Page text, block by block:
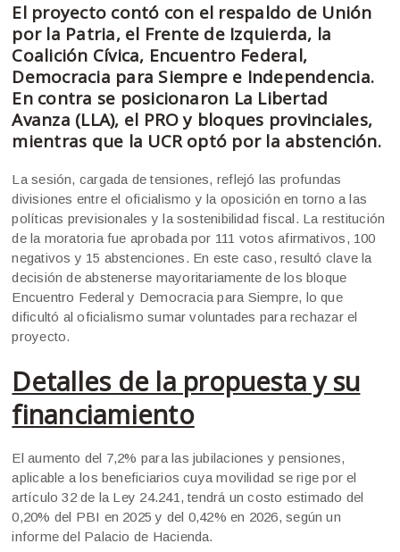
El proyecto contó con el respaldo de Unión
por la Patria, el Frente de Izquierda, la
Coalición Cívica, Encuentro Federal,
Democracia para Siempre e Independencia.
En contra se posicionaron La Libertad
Avanza (LLA), el PRO y bloques provinciales,
mientras que la UCR optó por la abstención.
La sesión, cargada de tensiones, reflejó las profundas
divisiones entre el oficialismo y la oposición en torno a las
políticas previsionales y la sostenibilidad fiscal. La restitución
de la moratoria fue aprobada por 111 votos afirmativos, 100
negativos y 15 abstenciones. En este caso, resultó clave la
decisión de abstenerse mayoritariamente de los bloque
Encuentro Federal y Democracia para Siempre, lo que
dificultó al oficialismo sumar voluntades para rechazar el
proyecto.
Detalles de la propuesta y su
financiamiento
El aumento del 7,2% para las jubilaciones y pensiones,
aplicable a los beneficiarios cuya movilidad se rige por el
artículo 32 de la Ley 24.241, tendrá un costo estimado del
0,20% del PBI en 2025 y del 0,42% en 2026, según un
informe del Palacio de Hacienda.